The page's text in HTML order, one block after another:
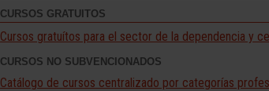
CURSOS GRATUITOS
Cursos gratuítos para el sector de la dependencia y
CURSOS NO SUBVENCIONADOS
Catálogo de cursos centralizado por categorías